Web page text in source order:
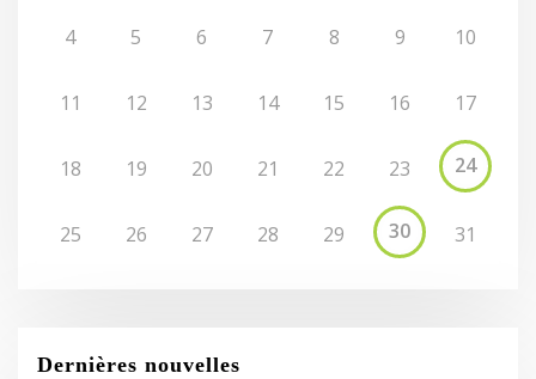
4 5 6 7 8 9 10
11 12 13 14 15 16 17
18 19 20 21 22 23 24
25 26 27 28 29 30 31
Dernières nouvelles